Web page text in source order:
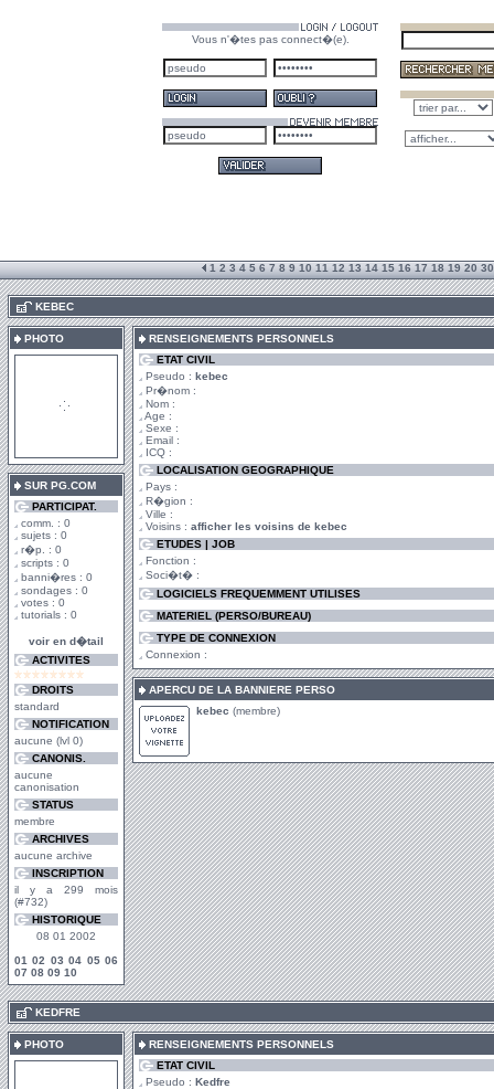
Vous n'�tes pas connect�(e).
1 2 3 4 5 6 7 8 9 10 11 12 13 14 15 16 17 18 19 20 30
KEBEC
PHOTO
SUR PG.COM
PARTICIPAT.
comm. : 0
sujets : 0
r�p. : 0
scripts : 0
banni�res : 0
sondages : 0
votes : 0
tutorials : 0
voir en d�tail
ACTIVITES
DROITS
standard
NOTIFICATION
aucune (lvl 0)
CANONIS.
aucune
canonisation
STATUS
membre
ARCHIVES
aucune archive
INSCRIPTION
il y a 299 mois
(#732)
HISTORIQUE
08 01 2002
01 02 03 04 05 06
07 08 09 10
RENSEIGNEMENTS PERSONNELS
ETAT CIVIL
Pseudo : kebec
Pr�nom :
Nom :
Age :
Sexe :
Email :
ICQ :
LOCALISATION GEOGRAPHIQUE
Pays :
R�gion :
Ville :
Voisins : afficher les voisins de kebec
ETUDES | JOB
Fonction :
Soci�t� :
LOGICIELS FREQUEMMENT UTILISES
MATERIEL (PERSO/BUREAU)
TYPE DE CONNEXION
Connexion :
APERCU DE LA BANNIERE PERSO
kebec (membre)
KEDFRE
PHOTO
RENSEIGNEMENTS PERSONNELS
ETAT CIVIL
Pseudo : Kedfre